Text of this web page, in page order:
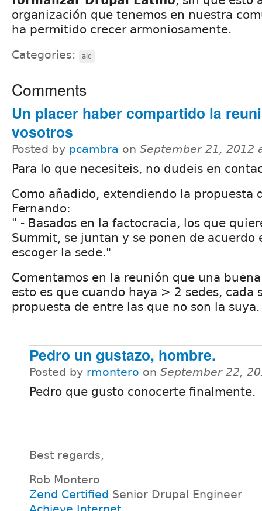
organización que tenemos en nuestra
ha permitido crecer armoniosamente.
Categories: alc
Comments
Un placer haber compartido la
vosotros
Posted by pcambra on September 21, 2012
Para lo que necesiteis, no dudeis en
Como añadido, extendiendo la propuesta
Fernando:
" - Basados en la factocracia, los que
Summit, se juntan y se ponen de acuerdo
escoger la sede."
Comentamos en la reunión que una
esto es que cuando haya > 2 sedes, cada
propuesta de entre las que no son la suya.
Pedro un gustazo, hombre.
Posted by rmontero on September 22,
Pedro que gusto conocerte finalmente.
Best regards,
Rob Montero
Zend Certified Senior Drupal Engineer